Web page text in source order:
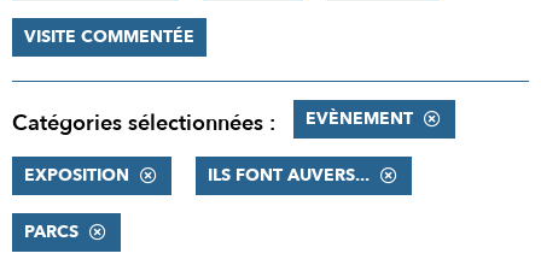
VISITE COMMENTÉE
Catégories sélectionnées : EVÈNEMENT
EXPOSITION ILS FONT AUVERS...
PARCS